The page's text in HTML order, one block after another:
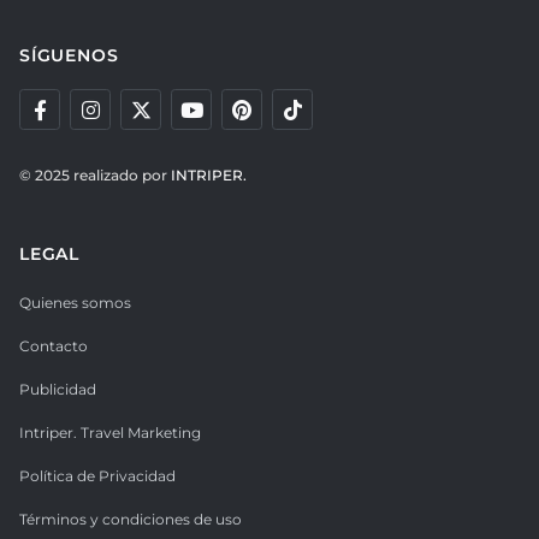
SÍGUENOS
© 2025 realizado por INTRIPER.
LEGAL
Quienes somos
Contacto
Publicidad
Intriper. Travel Marketing
Política de Privacidad
Términos y condiciones de uso